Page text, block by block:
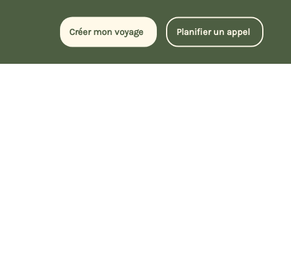
Créer mon voyage Planifier un appel